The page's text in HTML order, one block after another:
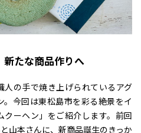
たな商品作りへ
人の手で焼き上げられているアグ
。今回は東松島市を彩る絶景をイ
ーヘン」をご紹介します。前回
山本さんに、新商品誕生のきっか